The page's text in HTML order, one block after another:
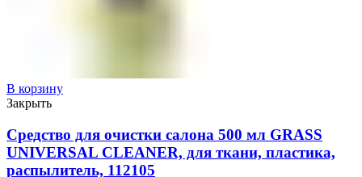
В корзину
Закрыть
Средство для очистки салона 500 мл GRASS
UNIVERSAL CLEANER, для ткани, пластика,
распылитель, 112105